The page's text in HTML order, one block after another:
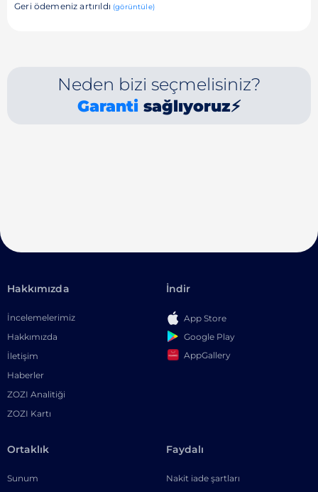
Geri ödemeniz artırıldı (görüntüle)
Neden bizi seçmelisiniz?
Garanti sağlıyoruz⚡
Hakkımızda
İncelemelerimiz
Hakkımızda
İletişim
Haberler
ZOZI Analitiği
ZOZI Kartı
İndir
App Store
Google Play
AppGallery
Ortaklık
Sunum
Faydalı
Nakit iade şartları